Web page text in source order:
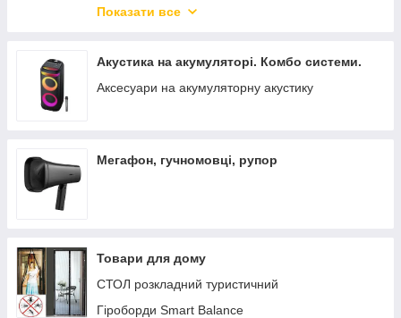
Колокола для трансляції звуку
Показати все
Акустика на акумуляторі. Комбо системи.
Аксесуари на акумуляторну акустику
Мегафон, гучномовці, рупор
Товари для дому
СТОЛ розкладний туристичний
Гіроборди Smart Balance